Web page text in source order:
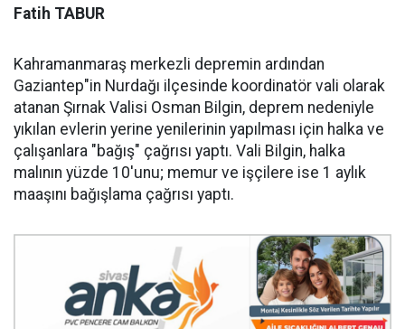
Fatih TABUR
Kahramanmaraş merkezli depremin ardından
Gaziantep"in Nurdağı ilçesinde koordinatör vali olarak
atanan Şırnak Valisi Osman Bilgin, deprem nedeniyle
yıkılan evlerin yerine yenilerinin yapılması için halka ve
çalışanlara "bağış" çağrısı yaptı. Vali Bilgin, halka
malının yüzde 10'unu; memur ve işçilere ise 1 aylık
maaşını bağışlama çağrısı yaptı.